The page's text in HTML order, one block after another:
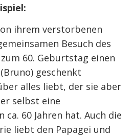
ihrem verstorbenen
Besuch des
60. Geburtstag einen
geschenkt
alles liebt, der sie aber
selbst eine
60 Jahren hat. Auch die
liebt den Papagei und